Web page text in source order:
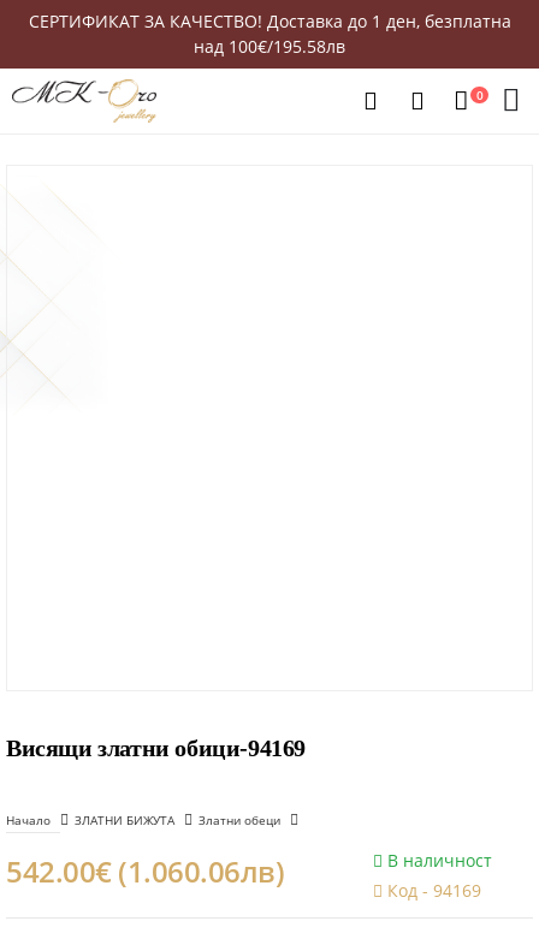
СЕРТИФИКАТ ЗА КАЧЕСТВО! Доставка до 1 ден, безплатна
над 100€/195.58лв
0
Висящи златни обици-94169
Начало ЗЛАТНИ БИЖУТА Златни обеци
542.00€ (1.060.06лв)
В наличност
Код -94169